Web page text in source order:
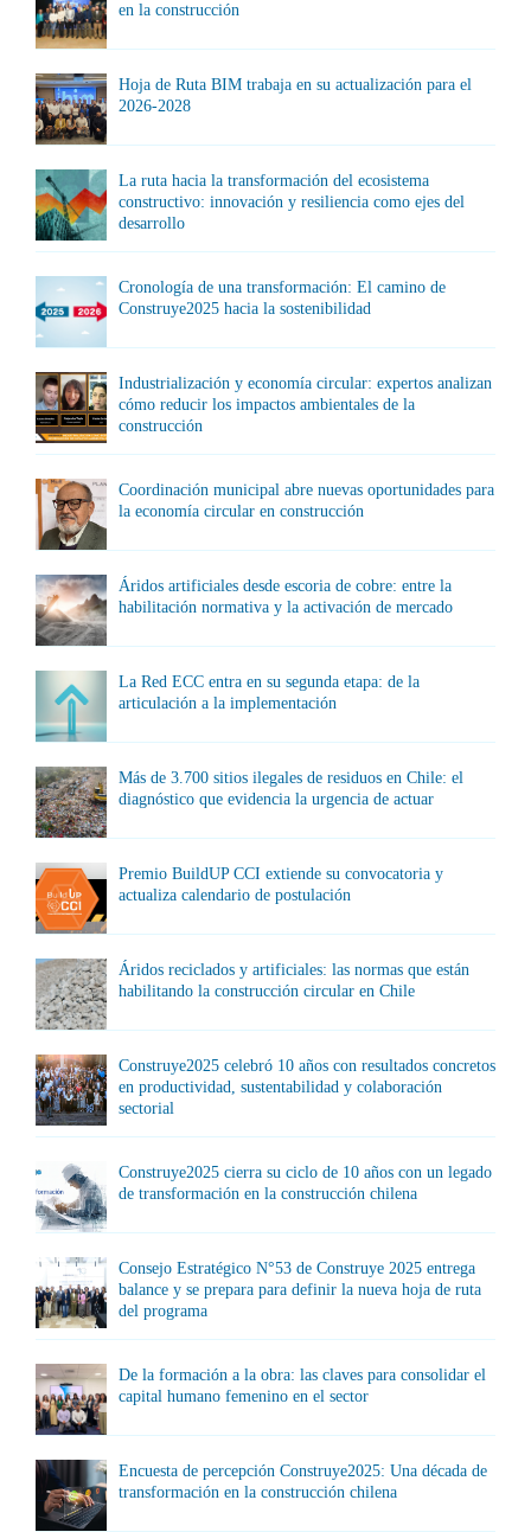
en la construcción
Hoja de Ruta BIM trabaja en su actualización para el
2026-2028
La ruta hacia la transformación del ecosistema
constructivo: innovación y resiliencia como ejes del
desarrollo
Cronología de una transformación: El camino de
Construye2025 hacia la sostenibilidad
Industrialización y economía circular: expertos analizan
cómo reducir los impactos ambientales de la
construcción
Coordinación municipal abre nuevas oportunidades para
la economía circular en construcción
Áridos artificiales desde escoria de cobre: entre la
habilitación normativa y la activación de mercado
La Red ECC entra en su segunda etapa: de la
articulación a la implementación
Más de 3.700 sitios ilegales de residuos en Chile: el
diagnóstico que evidencia la urgencia de actuar
Premio BuildUP CCI extiende su convocatoria y
actualiza calendario de postulación
Áridos reciclados y artificiales: las normas que están
habilitando la construcción circular en Chile
Construye2025 celebró 10 años con resultados concretos
en productividad, sustentabilidad y colaboración
sectorial
Construye2025 cierra su ciclo de 10 años con un legado
de transformación en la construcción chilena
Consejo Estratégico N°53 de Construye 2025 entrega
balance y se prepara para definir la nueva hoja de ruta
del programa
De la formación a la obra: las claves para consolidar el
capital humano femenino en el sector
Encuesta de percepción Construye2025: Una década de
transformación en la construcción chilena